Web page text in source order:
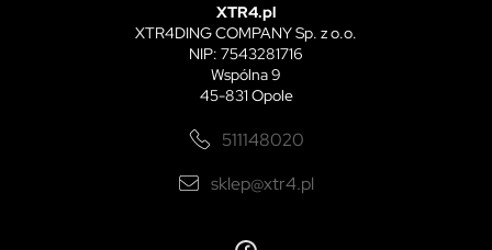
XTR4.pl
XTR4DING COMPANY Sp. z o.o.
NIP: 7543281716
Wspólna 9
45-831 Opole
511148020
sklep@xtr4.pl